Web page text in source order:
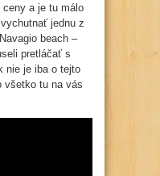
a je tu málo
jednu z
beach –
pretláčať s
nie je iba o tejto
všetko tu na vás